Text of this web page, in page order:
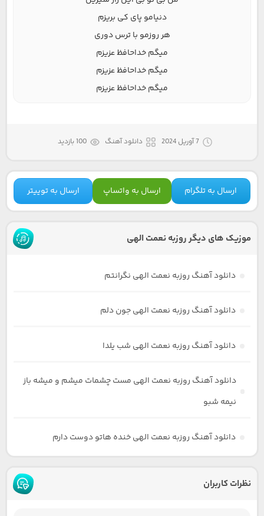
دنیامو پای کی بریزم
هر روزمو با ترس دوری
میگم خداحافظ عزیزم
میگم خداحافظ عزیزم
میگم خداحافظ عزیزم
7 آوریل 2024 دانلود آهنگ 100 بازدید
ارسال به تلگرام ارسال به واتساپ ارسال به توییتر
موزیک های دیگر روزبه نعمت الهی
دانلود آهنگ روزبه نعمت الهی نگرانتم
دانلود آهنگ روزبه نعمت الهی جون دلم
دانلود آهنگ روزبه نعمت الهی شب یلدا
دانلود آهنگ روزبه نعمت الهی مست چشمات میشم و میشه باز
نیمه شبو
دانلود آهنگ روزبه نعمت الهی خنده هاتو دوست دارم
نظرات کاربران